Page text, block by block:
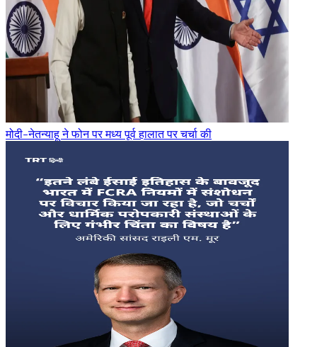
मोदी-नेतन्याहू ने फोन पर मध्य पूर्व हालात पर चर्चा की